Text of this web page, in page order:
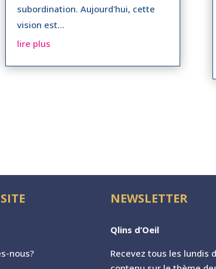
subordination. Aujourd'hui, cette
vision est...
lire plus
nous?
NEWSLETTER
Qlins d’Oeil
Recevez tous les lundis